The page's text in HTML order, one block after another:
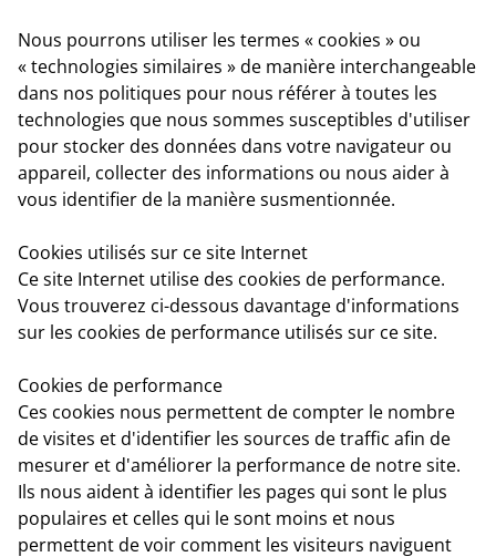
Nous pourrons utiliser les termes « cookies » ou
« technologies similaires » de manière interchangeable
dans nos politiques pour nous référer à toutes les
technologies que nous sommes susceptibles d'utiliser
pour stocker des données dans votre navigateur ou
appareil, collecter des informations ou nous aider à
vous identifier de la manière susmentionnée.
Cookies utilisés sur ce site Internet
Ce site Internet utilise des cookies de performance.
Vous trouverez ci-dessous davantage d'informations
sur les cookies de performance utilisés sur ce site.
Cookies de performance
Ces cookies nous permettent de compter le nombre
de visites et d'identifier les sources de traffic afin de
mesurer et d'améliorer la performance de notre site.
Ils nous aident à identifier les pages qui sont le plus
populaires et celles qui le sont moins et nous
permettent de voir comment les visiteurs naviguent